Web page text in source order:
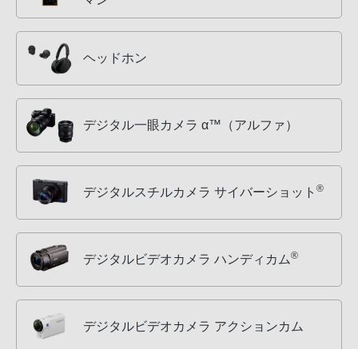
ヘッドホン
デジタル一眼カメラ α™（アルファ）
デジタルスチルカメラ サイバーショット ®
デジタルビデオカメラ ハンディカム®
デジタルビデオカメラ アクションカム